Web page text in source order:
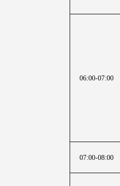
06:00-07:00
07:00-08:00